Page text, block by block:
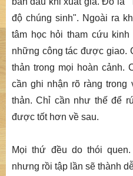
độ chúng sinh". Ngoài ra
tâm học hỏi tham cứu
những công tác được giao.
thản trong mọi hoàn cảnh.
cần ghi nhận rõ ràng
thản. Chỉ cần như thế để
được tốt hơn về sau.
Mọi thứ đều do thói
nhưng rồi tập lần sẽ thành